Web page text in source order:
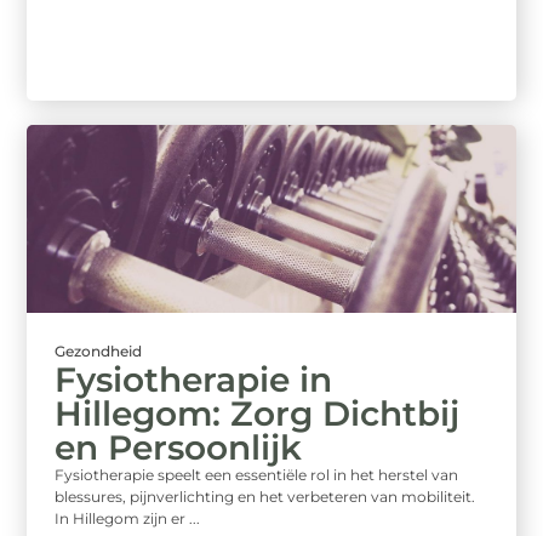
Gezondheid
Fysiotherapie in
Hillegom: Zorg Dichtbij
en Persoonlijk
Fysiotherapie speelt een essentiële rol in het herstel van
blessures, pijnverlichting en het verbeteren van mobiliteit.
In Hillegom zijn er ...